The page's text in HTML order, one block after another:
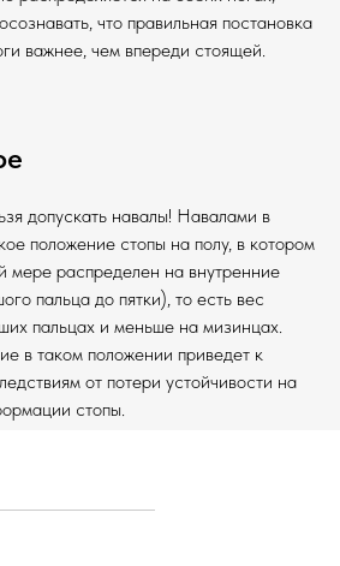
что правильная постановка
важнее, чем впереди стоящей.
допускать навалы! Навалами в
положение стопы на полу, в котором
мере распределен на внутренние
пальца до пятки), то есть вес
пальцах и меньше на мизинцах.
в таком положении приведет к
от потери устойчивости на
стопы.